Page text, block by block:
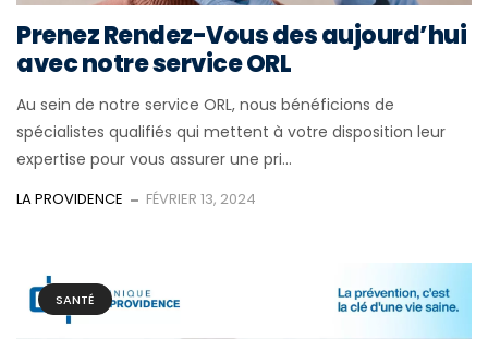
Prenez Rendez-Vous des aujourd’hui
avec notre service ORL
Au sein de notre service ORL, nous bénéficions de
spécialistes qualifiés qui mettent à votre disposition leur
expertise pour vous assurer une pri...
LA PROVIDENCE FÉVRIER 13, 2024
SANTÉ